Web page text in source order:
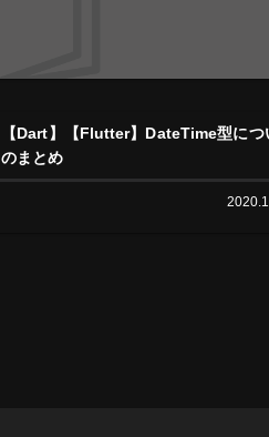
【Dart】【Flutter】DateTime型につ
のまとめ